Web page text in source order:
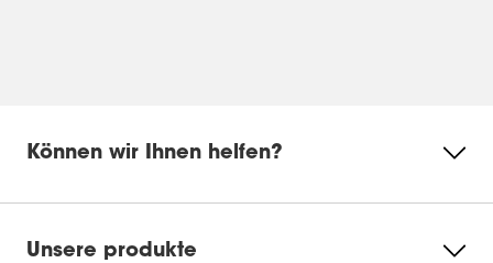
Können wir Ihnen helfen?
Unsere produkte